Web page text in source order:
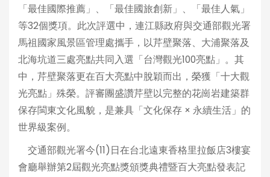
「最佳國際推薦」、「最佳國旅創新」、「最佳人氣」
等32個獎項。此次評選中，連江縣政府與交通部觀光署
馬祖國家風景區管理處攜手，以芹壁聚落、大浦聚落及
北海坑道三處亮點共同入選「台灣觀光100亮點」。其
中，芹壁聚落更在百大亮點中脫穎而出，榮獲「十大觀
光亮點」殊榮。評審團盛讚芹壁以完整的花崗岩建築群
保存閩東文化風貌，是兼具「文化保存 × 永續生活」的
世界級案例。
交通部觀光署今(11)日在台北遠東香格里拉飯店3樓宴
會廳舉辦第2屆觀光亮點獎頒獎典禮暨百大亮點發表記